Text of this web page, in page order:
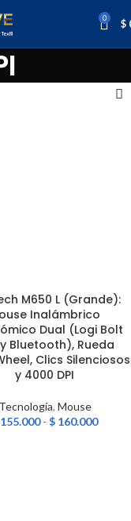
0 $
M650 L (Grande):
Inalámbrico
Dual (Logi Bolt
y Bluetooth), Rueda
Clics Silenciosos
y 4000 DPI
Tecnología, Mouse
155.000 - $ 160.000